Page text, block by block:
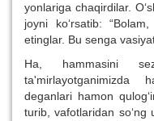
yonlariga chaqirdilar.
joyni ko‘rsatib:
etinglar. Bu senga
Ha, hammasini
ta'mirlayotganimizda
deganlari hamon
turib, vafotlaridan so‘ng